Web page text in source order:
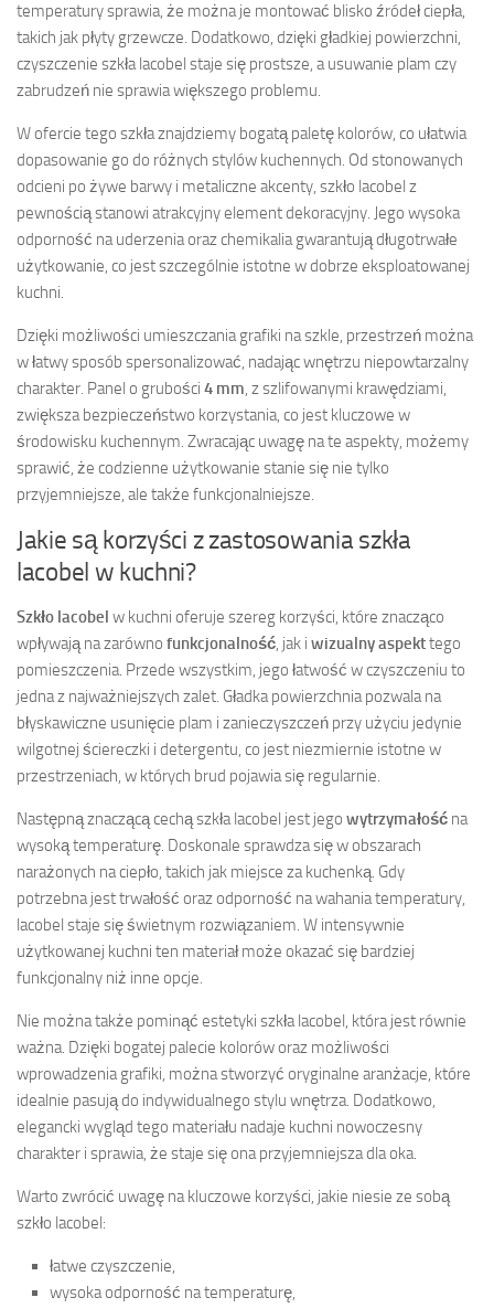
temperatury sprawia, że można je montować blisko źródeł ciepła,
takich jak płyty grzewcze. Dodatkowo, dzięki gładkiej powierzchni,
czyszczenie szkła lacobel staje się prostsze, a usuwanie plam czy
zabrudzeń nie sprawia większego problemu.
W ofercie tego szkła znajdziemy bogatą paletę kolorów, co ułatwia
dopasowanie go do różnych stylów kuchennych. Od stonowanych
odcieni po żywe barwy i metaliczne akcenty, szkło lacobel z
pewnością stanowi atrakcyjny element dekoracyjny. Jego wysoka
odporność na uderzenia oraz chemikalia gwarantują długotrwałe
użytkowanie, co jest szczególnie istotne w dobrze eksploatowanej
kuchni.
Dzięki możliwości umieszczania grafiki na szkle, przestrzeń można
w łatwy sposób spersonalizować, nadając wnętrzu niepowtarzalny
charakter. Panel o grubości 4 mm, z szlifowanymi krawędziami,
zwiększa bezpieczeństwo korzystania, co jest kluczowe w
środowisku kuchennym. Zwracając uwagę na te aspekty, możemy
sprawić, że codzienne użytkowanie stanie się nie tylko
przyjemniejsze, ale także funkcjonalniejsze.
Jakie są korzyści z zastosowania szkła
lacobel w kuchni?
Szkło lacobel w kuchni oferuje szereg korzyści, które znacząco
wpływają na zarówno funkcjonalność, jak i wizualny aspekttego
pomieszczenia. Przede wszystkim, jego łatwość w czyszczeniu to
jedna z najważniejszych zalet. Gładka powierzchnia pozwala na
błyskawiczne usunięcie plam i zanieczyszczeń przy użyciu jedynie
wilgotnej ściereczki i detergentu, co jest niezmiernie istotne w
przestrzeniach, w których brud pojawia się regularnie.
Następną znaczącą cechą szkła lacobel jest jego wytrzymałość na
wysoką temperaturę. Doskonale sprawdza się w obszarach
narażonych na ciepło, takich jak miejsce za kuchenką. Gdy
potrzebna jest trwałość oraz odporność na wahania temperatury,
lacobel staje się świetnym rozwiązaniem. W intensywnie
użytkowanej kuchni ten materiał może okazać się bardziej
funkcjonalny niż inne opcje.
Nie można także pominąć estetyki szkła lacobel, która jest równie
ważna. Dzięki bogatej palecie kolorów oraz możliwości
wprowadzenia grafiki, można stworzyć oryginalne aranżacje, które
idealnie pasują do indywidualnego stylu wnętrza. Dodatkowo,
elegancki wygląd tego materiału nadaje kuchni nowoczesny
charakter i sprawia, że staje się ona przyjemniejsza dla oka.
Warto zwrócić uwagę na kluczowe korzyści, jakie niesie ze sobą
szkło lacobel:
łatwe czyszczenie,
wysoka odporność na temperaturę,